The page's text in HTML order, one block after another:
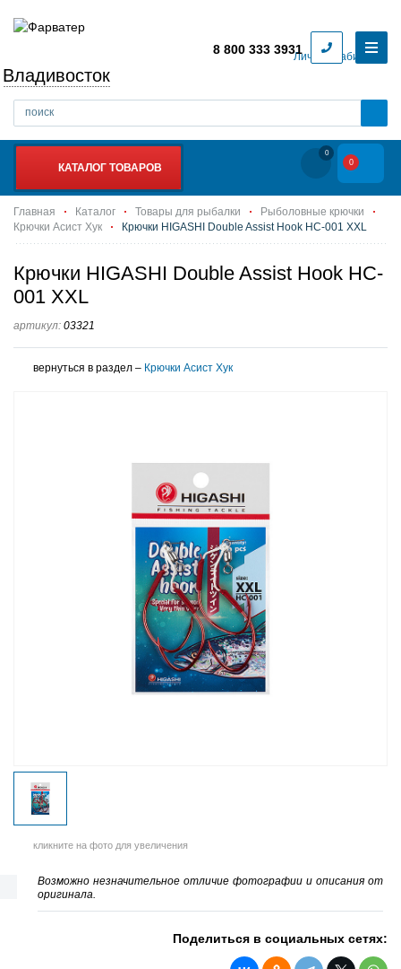
Личный кабинет
Владивосток
8 800 333 3931
КАТАЛОГ ТОВАРОВ
0
0
Главная Каталог Товары для рыбалки
Рыболовные крючки
Крючки Асист Хук
Крючки HIGASHI Double Assist Hook HC-001 XXL
Крючки HIGASHI Double Assist Hook HC-
001 XXL
артикул: 03321
вернуться в раздел – Крючки Асист Хук
кликните на фото для увеличения
Возможно незначительное отличие фотографии и описания от
оригинала.
Поделиться в социальных сетях: